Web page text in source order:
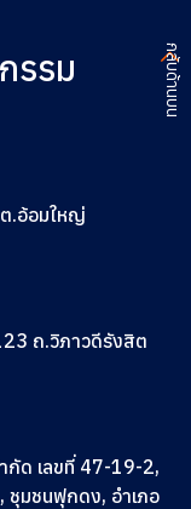
รรม
.อ้อมใหญ่
ถ.วิภาวดีรังสิต
กัด เลขที่ 47-19-2,
มชนฟุกดง, อำเภอ
กลับด้านบน